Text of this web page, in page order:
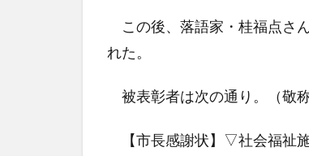
この後、落語家・桂福点さ
れた。
被表彰者は次の通り。（敬称
【市長感謝状】▽社会福祉